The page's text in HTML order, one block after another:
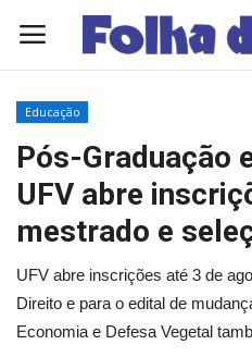
Quem Somos
Como Anunciar
Eleições 2026
Educação
Pós-Graduação
UFV abre
mestrado e
UFV abre inscrições até 3 de
Direito e para o edital de
Economia e Defesa Vegetal